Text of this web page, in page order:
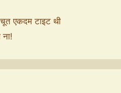
एकदम टाइट थी